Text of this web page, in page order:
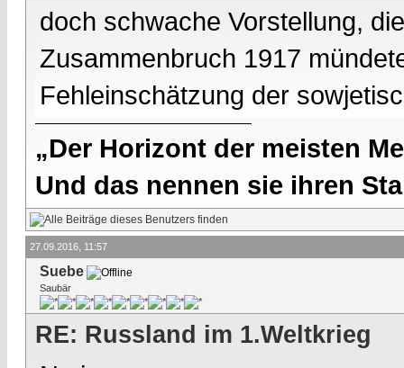
doch schwache Vorstellung,
Zusammenbruch 1917
Fehleinschätzung der
„Der Horizont der meisten
Und das nennen sie ihren
27.09.2016, 11:57
Suebe
Saubär
RE: Russland im 1.Weltkrieg